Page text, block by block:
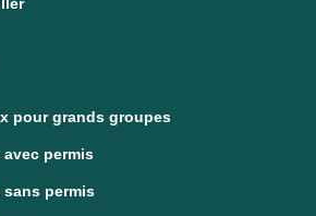
pour grands groupes
permis
permis